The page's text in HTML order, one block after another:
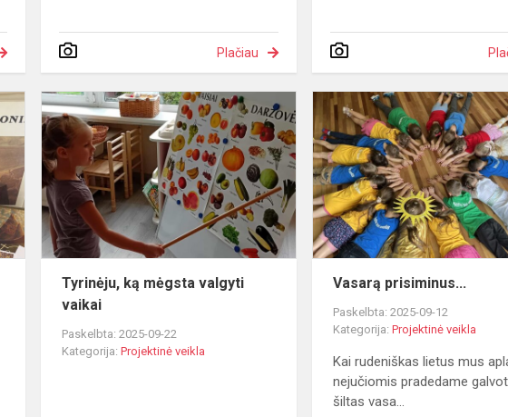
Plačiau
M.
K.
Čiurlionio
gimtadienis!
Tyrinėju,
ką
mėgsta
valgyti
vaikai
Tyrinėju, ką mėgsta valgyti
vaikai
Paskelbta: 2025-09-22
Kategorija:Projektinė veikla
Vasarą prisiminus...
Paskelbta: 2025-09-12
Kategorija:Projektinė veikla
Kai rudeniškas lietus mus
nejučiomis pradedame
šiltas vasa...